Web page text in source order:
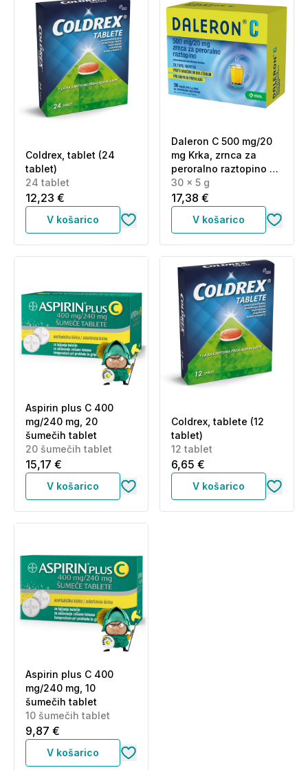
Coldrex, tablet (24
tablet)
24 tablet
12,23 €
V košarico
Daleron C 500 mg/20
mg Krka, zrnca za
peroralno raztopino -
vrečke (30 x 5 g)
30 x 5 g
17,38 €
V košarico
Aspirin plus C 400
mg/240 mg, 20
šumečih tablet
20 šumečih tablet
15,17 €
V košarico
Coldrex, tablete (12
tablet)
12 tablet
6,65 €
V košarico
Aspirin plus C 400
mg/240 mg, 10
šumečih tablet
10 šumečih tablet
9,87 €
V košarico